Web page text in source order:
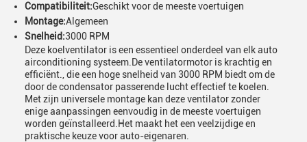
Compatibiliteit:Geschikt voor de meeste voertuigen
Montage:Algemeen
Snelheid:3000 RPM
Deze koelventilator is een essentieel onderdeel van elk auto
airconditioning systeem.De ventilatormotor is krachtig en
efficiënt., die een hoge snelheid van 3000 RPM biedt om de
door de condensator passerende lucht effectief te koelen.
Met zijn universele montage kan deze ventilator zonder
enige aanpassingen eenvoudig in de meeste voertuigen
worden geïnstalleerd.Het maakt het een veelzijdige en
praktische keuze voor auto-eigenaren.